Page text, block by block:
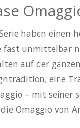
haben
fast unmittelbar
auf der
eine
– mit
Omaggio von